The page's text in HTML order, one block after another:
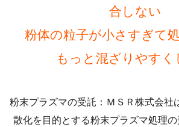
合しない
粉体の粒子が小さすぎて
もっと混ざりやすく
粉末プラズマの受託：ＭＳＲ株式会社
散化を目的とする粉末プラズマ処理